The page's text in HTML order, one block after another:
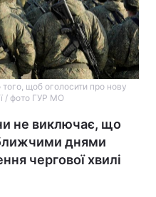
щоб оголосити про нову
/ фото ГУР МО
не виключає, що
днями
чергової хвилі